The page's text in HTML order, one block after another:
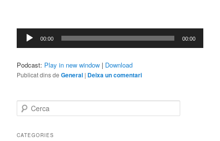
Reproductor
d'àudio
00:00 00:00
Podcast: Play in new window | Download
Publicat dins de General | Deixa un comentari
e
c
CATEGORIES